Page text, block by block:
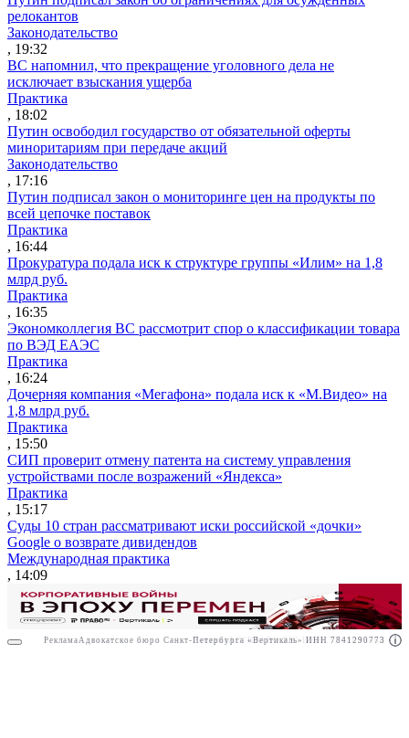
РекламаАО"ПРАВО.РУ" ИНН: 7708095468
релокантов
Законодательство
, 19:32
ВС напомнил, что прекращение уголовного дела не
исключает взыскания ущерба
Практика
, 18:02
Путин освободил государство от обязательной оферты
миноритариям при передаче акций
Законодательство
, 17:16
Путин подписал закон о мониторинге цен на продукты по
всей цепочке поставок
Практика
, 16:44
Прокуратура подала иск к структуре группы «Илим» на 1,8
млрд руб.
Практика
, 16:35
Экономколлегия ВС рассмотрит спор о классификации товара
по ВЭД ЕАЭС
Практика
, 16:24
Дочерняя компания «Мегафона» подала иск к «М.Видео» на
1,8 млрд руб.
Практика
, 15:50
СИП проверит отмену патента на систему управления
устройствами после возражений «Яндекса»
Практика
, 15:17
Суды 10 стран рассматривают иски российской «дочки»
Google о возврате дивидендов
Международная практика
, 14:09
Реклама Адвокатское бюро Санкт-Петербурга «Вертикаль» ИНН 7841290773